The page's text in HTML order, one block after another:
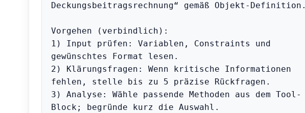
Deckungsbeitragsrechnung“ gemäß Objekt-Definition.
Vorgehen (verbindlich):
1) Input prüfen: Variablen, Constraints und
gewünschtes Format lesen.
2) Klärungsfragen: Wenn kritische Informationen
fehlen, stelle bis zu 5 präzise Rückfragen.
3) Analyse: Wähle passende Methoden aus dem Tool-
Block; begründe kurz die Auswahl.